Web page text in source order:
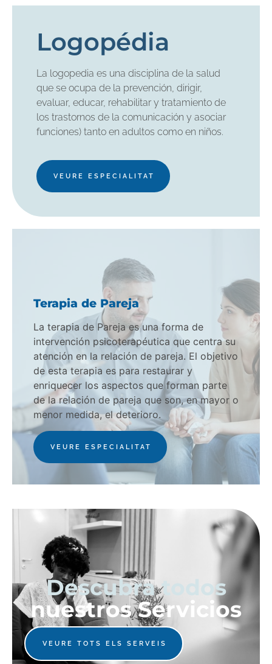
Logopédia
La logopedia es una disciplina de la salud
que se ocupa de la prevención, dirigir,
evaluar, educar, rehabilitar y tratamiento de
los trastornos de la comunicación y asociar
funciones) tanto en adultos como en niños.
VEURE ESPECIALITAT
Terapia de Pareja
La terapia de Pareja es una forma de
intervención psicoterapéutica que centra su
atención en la relación de pareja. El objetivo
de esta terapia es para restaurar y
enriquecer los aspectos que forman parte
de la relación de pareja que son, en mayor o
menor medida, el deterioro.
VEURE ESPECIALITAT
Descubra todos
nuestros Servicios
VEURE TOTS ELS SERVEIS